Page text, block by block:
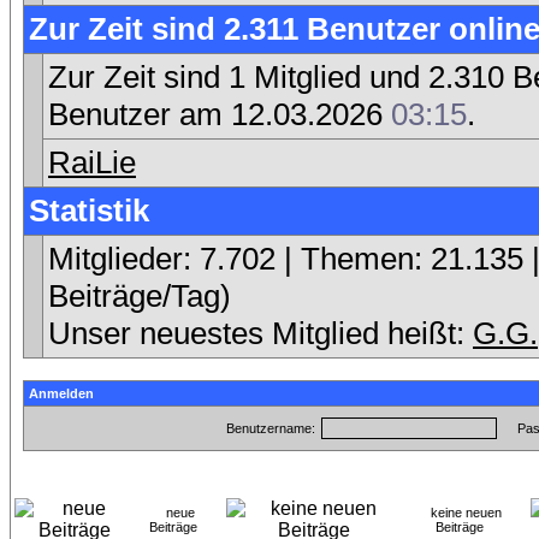
Zur Zeit sind 2.311 Benutzer
Zur Zeit sind 1 Mitglied und 2.310
Benutzer am 12.03.2026 03:15.
RaiLie
Statistik
Mitglieder: 7.702 | Themen:
Beiträge/Tag)
Unser neuestes Mitglied heißt: G.G.
Anmelden
Benutzername:
neue
Beiträge
keine neuen
Beiträge